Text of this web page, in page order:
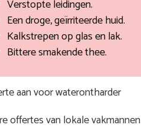
Verstopte leidingen.
Een droge, geïrriteerde huid.
Kalkstrepen op glas en lak.
Bittere smakende thee.
aan voor waterontharder
offertes van lokale vakmannen